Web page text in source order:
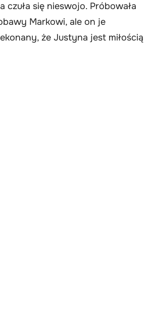
czuła się nieswojo. Próbowała
Markowi, ale on je
że Justyna jest miłością